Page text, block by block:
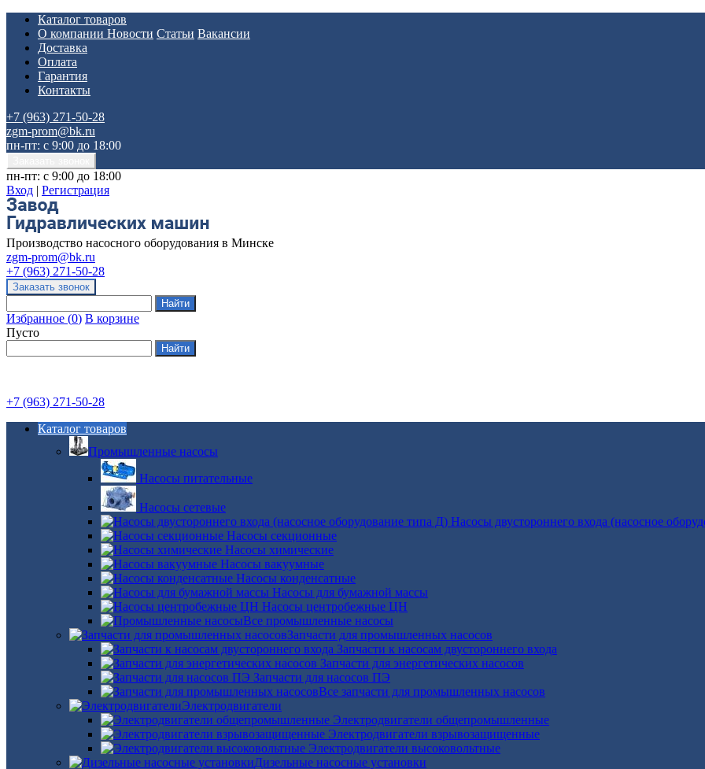
Каталог товаров
О компании Новости Статьи Вакансии
Доставка
Оплата
Гарантия
Контакты
+7 (963) 271-50-28
zgm-prom@bk.ru
пн-пт: с 9:00 до 18:00
пн-пт: с 9:00 до 18:00
Вход | Регистрация
Производство насосного оборудования в Минске
zgm-prom@bk.ru
+7 (963) 271-50-28
Избранное (0) В корзине
Пусто
+7 (963) 271-50-28
Каталог товаров
Промышленные насосы
Насосы питательные
Насосы сетевые
Насосы двустороннего входа (насосное
Насосы секционные
Насосы химические
Насосы вакуумные
Насосы конденсатные
Насосы для бумажной массы
Насосы центробежные ЦН
Все промышленные насосы
Запчасти для промышленных насосов
Запчасти к насосам двустороннего входа
Запчасти для энергетических насосов
Запчасти для насосов ПЭ
Все запчасти для промышленных насосов
Электродвигатели
Электродвигатели общепромышленные
Электродвигатели взрывозащищенные
Электродвигатели высоковольтные
Дизельные насосные установки